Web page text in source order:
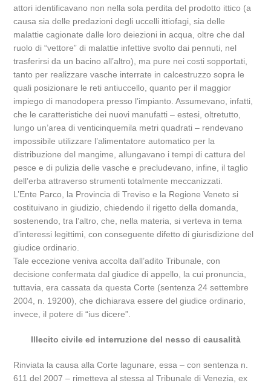
attori identificavano non nella sola perdita del prodotto ittico (a
causa sia delle predazioni degli uccelli ittiofagi, sia delle
malattie cagionate dalle loro deiezioni in acqua, oltre che dal
ruolo di “vettore” di malattie infettive svolto dai pennuti, nel
trasferirsi da un bacino all’altro), ma pure nei costi sopportati,
tanto per realizzare vasche interrate in calcestruzzo sopra le
quali posizionare le reti antiuccello, quanto per il maggior
impiego di manodopera presso l’impianto. Assumevano, infatti,
che le caratteristiche dei nuovi manufatti – estesi, oltretutto,
lungo un’area di venticinquemila metri quadrati – rendevano
impossibile utilizzare l’alimentatore automatico per la
distribuzione del mangime, allungavano i tempi di cattura del
pesce e di pulizia delle vasche e precludevano, infine, il taglio
dell’erba attraverso strumenti totalmente meccanizzati.
L’Ente Parco, la Provincia di Treviso e la Regione Veneto si
costituivano in giudizio, chiedendo il rigetto della domanda,
sostenendo, tra l’altro, che, nella materia, si verteva in tema
d’interessi legittimi, con conseguente difetto di giurisdizione del
giudice ordinario.
Tale eccezione veniva accolta dall’adito Tribunale, con
decisione confermata dal giudice di appello, la cui pronuncia,
tuttavia, era cassata da questa Corte (sentenza 24 settembre
2004, n. 19200), che dichiarava essere del giudice ordinario,
invece, il potere di “ius dicere”.
Illecito civile ed interruzione del nesso di causalità
Rinviata la causa alla Corte lagunare, essa – con sentenza n.
611 del 2007 – rimetteva al stessa al Tribunale di Venezia, ex